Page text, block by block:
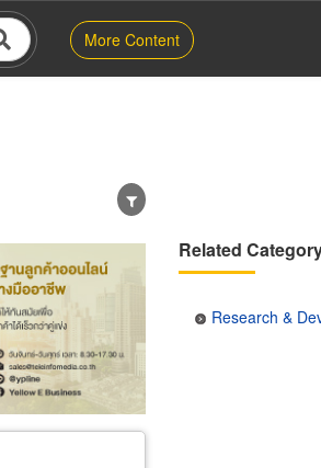
More Content
Related
Research &